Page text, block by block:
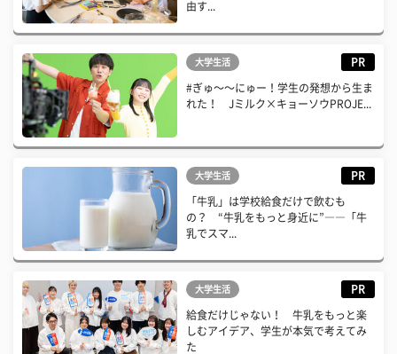
由す...
大学生活 PR
#ぎゅ〜〜にゅー！学生の発想から生ま
れた！ Jミルク×キョーソウPROJE...
大学生活 PR
「牛乳」は学校給食だけで飲むも
の？ “牛乳をもっと身近に”――「牛
乳でスマ...
大学生活 PR
給食だけじゃない！ 牛乳をもっと楽
しむアイデア、学生が本気で考えてみ
た